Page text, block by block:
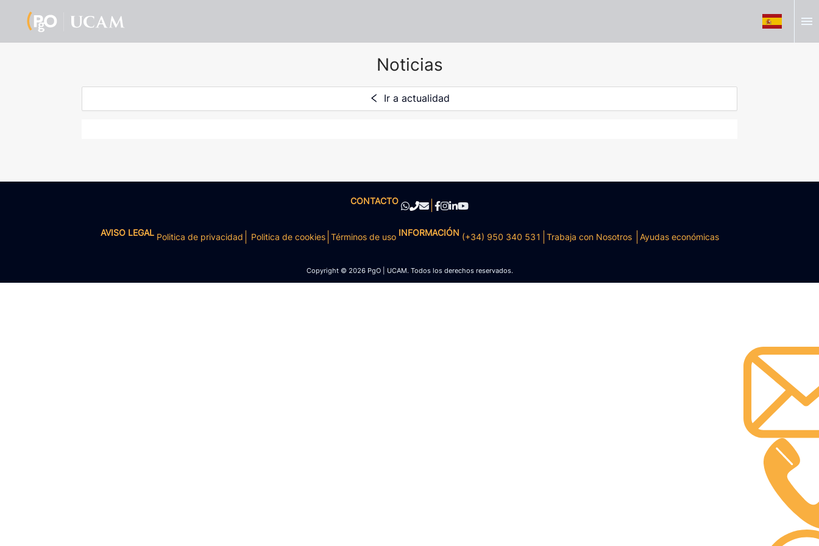
menu
Noticias
Ir a actualidad
CONTACTO
AVISO LEGALPolitica de privacidad Politica de cookies Términos de uso INFORMACIÓN (+34) 950 340 531 Trabaja con Nosotros Ayudas económicas
Copyright © 2026 PgO | UCAM. Todos los derechos reservados.